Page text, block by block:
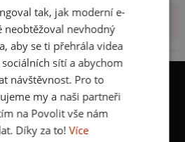
OD AKTIJ SLOVAK
tak, jak moderní e-
neobtěžoval nevhodný
aby se ti přehrála videa
sítí a abychom
návštěvnost. Pro to
my a naši partneři
na Povolit vše nám
Díky za to! Více